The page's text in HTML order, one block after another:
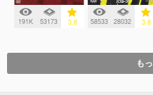
191K 53173 3.8 58533 28032 3.8
も